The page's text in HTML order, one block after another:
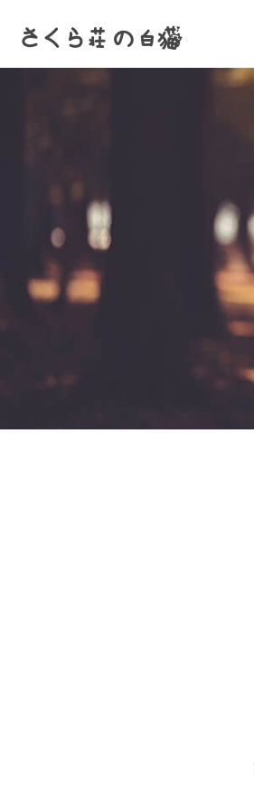
さくら荘 の 白猫